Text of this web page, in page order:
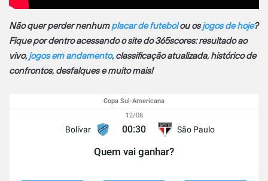
Não quer perder nenhumplacar de futebolou osjogos de hoje?
Fique por dentro acessando o site do 365scores: resultado ao
vivo,jogos em andamento, classificação atualizada, histórico de
confrontos, desfalques e muito mais!
Copa Sul-Americana
Bolívar
12/08
00:30 São Paulo
Quem vai ganhar?